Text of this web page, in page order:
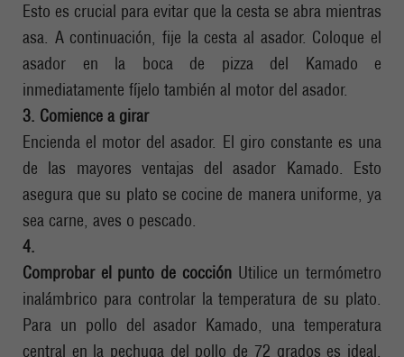
Esto es crucial para evitar que la cesta se abra mientras
asa. A continuación, fije la cesta al asador. Coloque el
asador en la boca de pizza del Kamado e
inmediatamente fíjelo también al motor del asador.
3. Comience a girar
Encienda el motor del asador. El giro constante es una
de las mayores ventajas del asador Kamado. Esto
asegura que su plato se cocine de manera uniforme, ya
sea carne, aves o pescado.
4.
Comprobar el punto de cocción Utilice un termómetro
inalámbrico para controlar la temperatura de su plato.
Para un pollo del asador Kamado, una temperatura
central en la pechuga del pollo de 72 grados es ideal,